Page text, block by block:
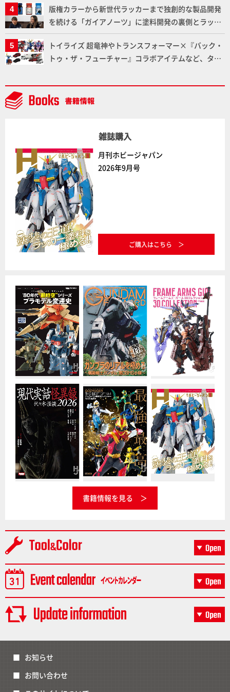
通常版の2ラインで発売！
版権カラーから新世代ラッカーまで独創的な製品開発
を続ける「ガイアノーツ」に塗料開発の裏側とラッカ
ー塗料の未来についてインタビュー！
トイライズ 超竜神やトランスフォーマー×『バック・
トゥ・ザ・フューチャー』コラボアイテムなど、タカ
NEWITEM】
雑誌購入
月刊ホビージャパン
2026年9月号
ご購入はこちら
書籍情報を見る
お知らせ
お問い合わせ